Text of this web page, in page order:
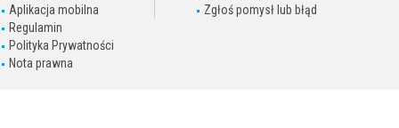
Aplikacja mobilna
Regulamin
Polityka Prywatności
Nota prawna
Zgłoś pomysł lub błąd